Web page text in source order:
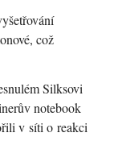
což
Silksovi
notebook
v síti o reakci